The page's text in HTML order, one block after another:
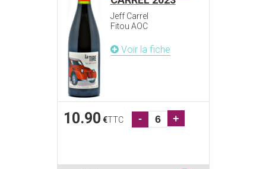
Jeff Carrel
Fitou AOC
Voir la fiche
10.90 €TTC - +